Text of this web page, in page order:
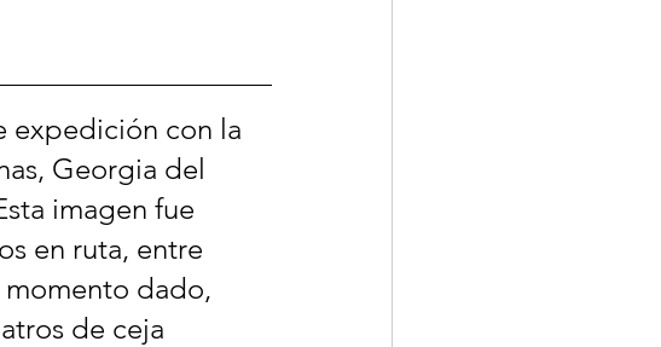
expedición con la
Georgia del
imagen fue
en ruta, entre
momento dado,
de ceja